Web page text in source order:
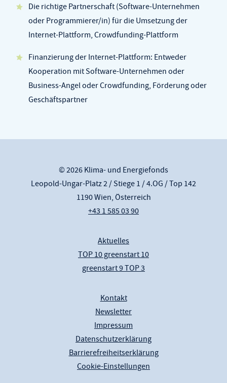
Die richtige Partnerschaft (Software-Unternehmen
oder Programmierer/in) für die Umsetzung der
Internet-Plattform, Crowdfunding-Plattform
Finanzierung der Internet-Plattform: Entweder
Kooperation mit Software-Unternehmen oder
Business-Angel oder Crowdfunding, Förderung oder
Geschäftspartner
© 2026 Klima- und Energiefonds
Leopold-Ungar-Platz 2 / Stiege 1 / 4.OG / Top 142
1190 Wien, Österreich
+43 1 585 03 90
Aktuelles
TOP 10 greenstart 10
greenstart 9 TOP 3
Kontakt
Newsletter
Impressum
Datenschutzerklärung
Barrierefreiheitserklärung
Cookie-Einstellungen